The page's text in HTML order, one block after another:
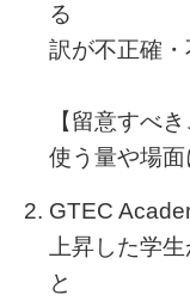
る
訳が不正確
【留意すべき
使う量や場
GTEC
上昇した学
と